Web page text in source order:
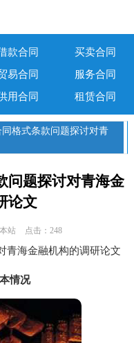
款合同
买卖合同
易合同
服务合同
用合同 租赁合同
格式条款问题探讨对青
问题探讨对青海金
论文
本站 点击：248
青海金融机构的调研论文
情况